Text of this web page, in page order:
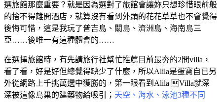
選旅館那麼重要？就是因為選對了旅館會讓妳只想珍惜眼前般
的捨不得離開酒店，就算沒有看到外頭的花花草草也不會覺得
後悔可惜，這是我玩了普吉島、關島、濟洲島、海南島三
亞……後唯一有這種體會的……
在選擇旅館時，有先請旅行社幫忙推薦目前最夯的2間villa，
看了看，好是好但總覺得缺少了什麼，所以Alila是蛋寶自已另
外從網路上千挑萬選中獲勝的，第一眼看到Alila Villa就深
深被這像島巢的建築物給吸引； 天空、海水、泳池3種不同